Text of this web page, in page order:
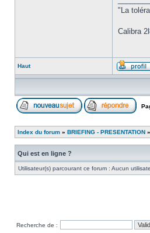
"La
Calibra
Haut
Index du forum » BRIEFING - PRESENTATION »
Qui est en ligne ?
Utilisateur(s) parcourant ce forum : Aucun
Recherche de :